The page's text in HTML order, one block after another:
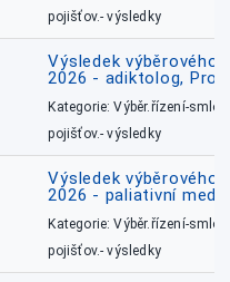
pojišťov.- výsledky
Výsledek výběrového
2026 - adiktolog,
Kategorie: Výběr.řízení-
pojišťov.- výsledky
Výsledek výběrového
2026 - paliativní
Kategorie: Výběr.řízení-
pojišťov.- výsledky